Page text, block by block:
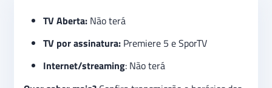
TV Aberta: Não terá
TV por assinatura: Premiere 5 e SporTV
Internet/streaming: Não terá